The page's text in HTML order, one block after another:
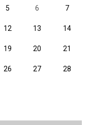
5 6 7
12 13 14
19 20 21
26 27 28